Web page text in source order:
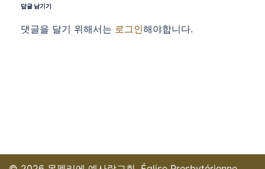
답글 남기기
댓글을 달기 위해서는 로그인해야합니다.